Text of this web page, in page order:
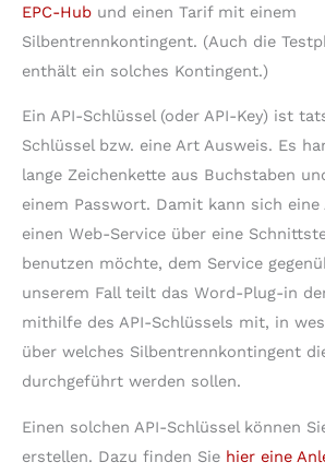
EPC-Hub und einen Tarif mit einem
Silbentrennkontingent. (Auch die
enthält ein solches Kontingent.)
Ein API-Schlüssel (oder API-Key) ist
Schlüssel bzw. eine Art Ausweis. Es
lange Zeichenkette aus Buchstaben
einem Passwort. Damit kann sich eine
einen Web-Service über eine
benutzen möchte, dem Service
unserem Fall teilt das Word-Plug-in
mithilfe des API-Schlüssels mit, in
über welches Silbentrennkontingent
durchgeführt werden sollen.
Einen solchen API-Schlüssel können
erstellen. Dazu finden Sie hier eine